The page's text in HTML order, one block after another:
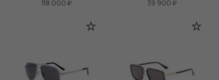
118 000 ₽
39 900 ₽